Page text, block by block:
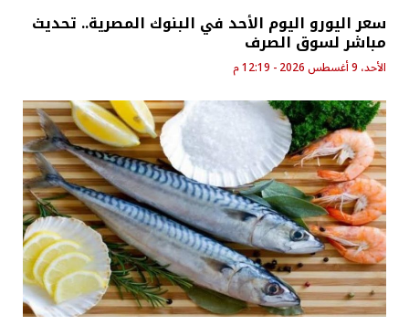
سعر اليورو اليوم الأحد في البنوك المصرية.. تحديث
مباشر لسوق الصرف
الأحد، 9 أغسطس 2026 - 12:19 م